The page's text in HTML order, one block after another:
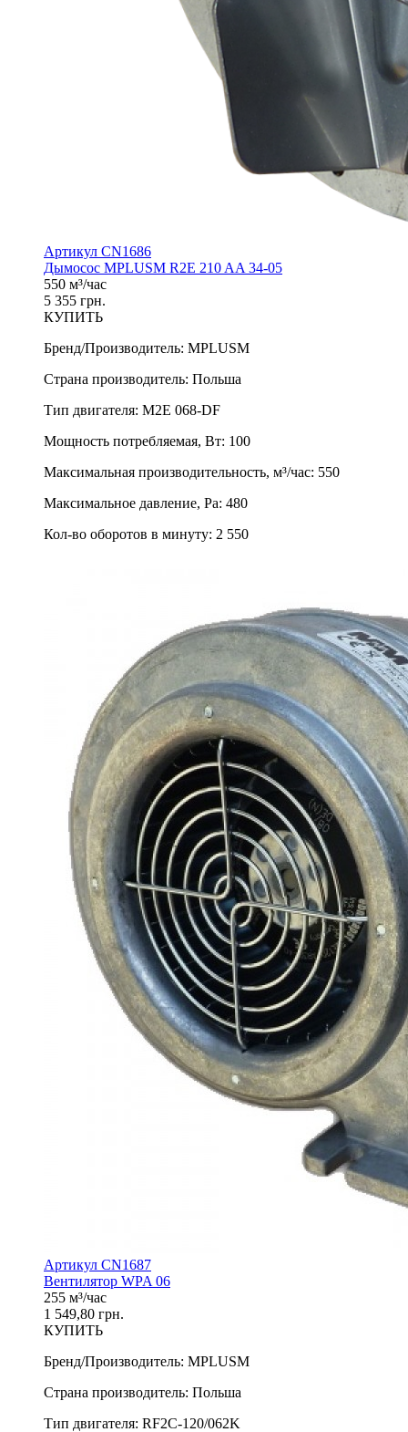
Артикул CN1686
Дымосос MPLUSM R2E 210 AA 34-05
550 м³/час
5 355 грн.
КУПИТЬ
Бренд/Производитель: MPLUSM
Страна производитель: Польша
Тип двигателя: M2E 068-DF
Мощность потребляемая, Вт: 100
Максимальная производительность, м³/час: 550
Максимальное давление, Pa: 480
Кол-во оборотов в минуту: 2 550
Артикул CN1687
Вентилятор WPA 06
255 м³/час
1 549,80 грн.
КУПИТЬ
Бренд/Производитель: MPLUSM
Страна производитель: Польша
Тип двигателя: RF2C-120/062K